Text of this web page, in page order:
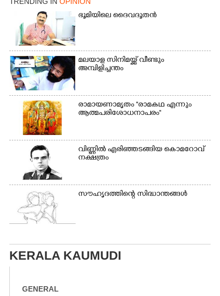
മത്സരത്തിനിടെ സിന്തറ്റിക്
ട്രാക്കിന് കുറുകെ ഓടുന്ന
നായകൾ.
ഭൂ​മി​യി​ലെ​ ​ദൈ​വദൂതൻ
മലയാള സിനിമയ്ക്ക് വീണ്ടും
അമ്പിളിച്ചന്തം
രാമായണാമൃതം ''രാമകഥ എന്നും
ആത്മപരിശോധനാപരം''
വി​ണ്ണി​ൽ​ ​എ​രി​ഞ്ഞ​ട​ങ്ങിയ കൊ​മ​റോ​വ് ​
ന​ക്ഷ​ത്രം
സൗഹൃദത്തിന്റെ സിദ്ധാന്തങ്ങൾ
KERALA KAUMUDI
GENERAL